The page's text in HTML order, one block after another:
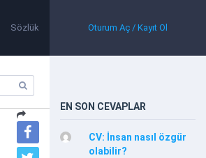
Sözlük Oturum Aç / Kayıt Ol
EN SON CEVAPLAR
CV: İnsan nasıl özgür
olabilir?